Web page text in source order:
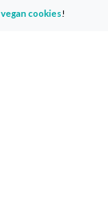
vegan cookies!